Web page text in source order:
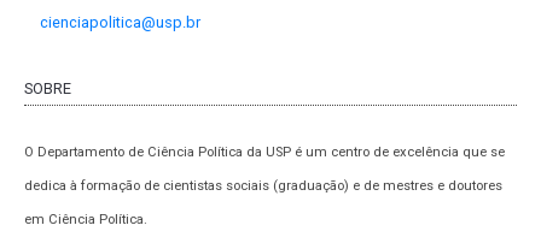
cienciapolitica@usp.br
SOBRE
O Departamento de Ciência Política da USP é um centro de excelência que se
dedica à formação de cientistas sociais (graduação) e de mestres e doutores
em Ciência Política.